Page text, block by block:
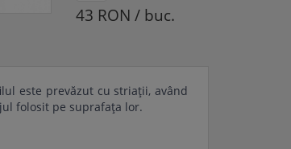
S64, 0.93 m
43 RON / buc.
este prevăzut cu striații, având
folosit pe suprafața lor.